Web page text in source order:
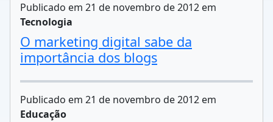
Publicado em 21 de novembro de 2012 em
Tecnologia
O marketing digital sabe da
importância dos blogs
Publicado em 21 de novembro de 2012 em
Educação